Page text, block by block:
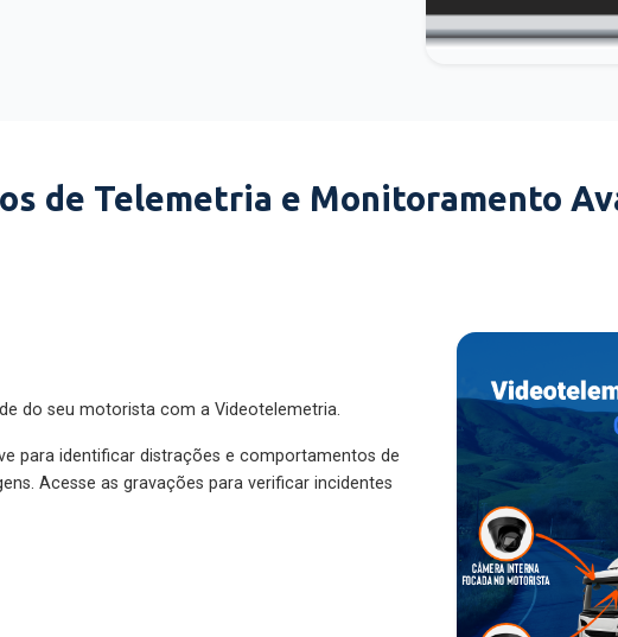
de Telemetria e Monitoramento
do seu motorista com a Videotelemetria.
para identificar distrações e comportamentos de
Acesse as gravações para verificar incidentes